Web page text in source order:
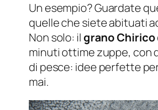
Un esempio? Guardate
quelle che siete abituati
Non solo: il grano Chirico
minuti ottime zuppe, con
di pesce: idee perfette
mai.